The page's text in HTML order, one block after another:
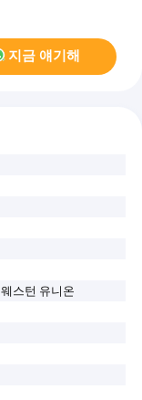
지금 얘기해
스턴 유니온